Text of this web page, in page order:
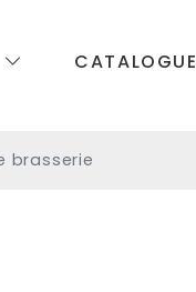
CATALOGUE
brasserie